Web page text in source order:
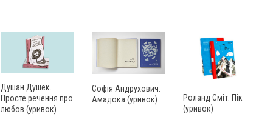
Душан Душек.
Просте речення про
любов (уривок)
Софія Андрухович.
Амадока (уривок)
Роланд Сміт. Пік
(уривок)